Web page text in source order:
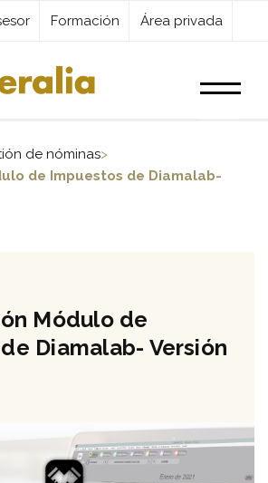
Formación Área privada
de nóminas>
de Impuestos de Diamalab-
Módulo de
Diamalab- Versión